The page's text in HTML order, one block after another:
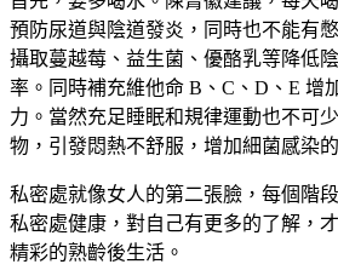
預防尿道與陰道發炎，同時也不能有
攝取蔓越莓、益生菌、優酪乳等降低
率。同時補充維他命 B、C、D、E 增
力。當然充足睡眠和規律運動也不可
物，引發悶熱不舒服，增加細菌感染
私密處就像女人的第二張臉，每個階
私密處健康，對自己有更多的了解，
精彩的熟齡後生活。